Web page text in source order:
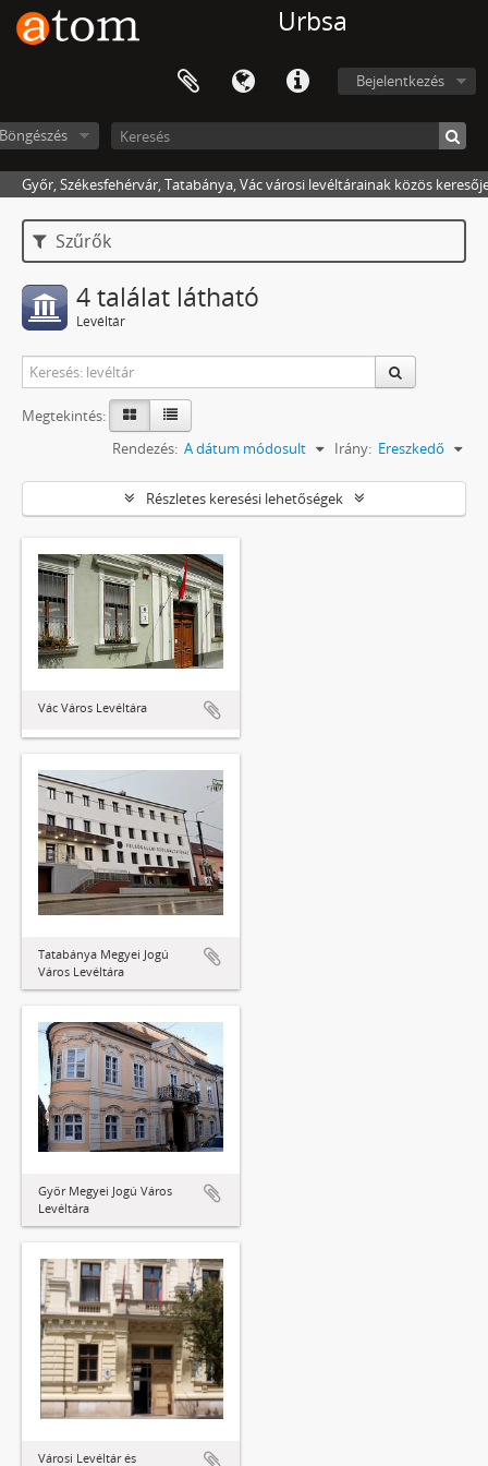
Urbsa
Bejelentkezés
Győr, Székesfehérvár, Tatabánya, Vác városi levéltárainak közös
Szűrők
4 találat látható
Levéltár
Megtekintés:
Rendezés: A dátum módosult Irány: Ereszkedő
Részletes keresési lehetőségek
Vác Város Levéltára
Tatabánya Megyei Jogú
Város Levéltára
Győr Megyei Jogú Város
Levéltára
Városi Levéltár és